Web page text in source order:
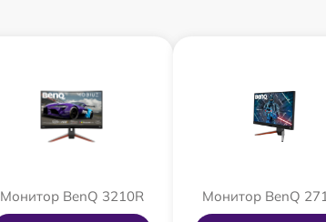
Монитор BenQ 3210R Монитор BenQ